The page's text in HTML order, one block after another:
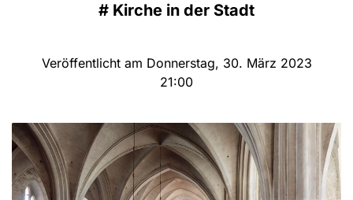
# Kirche in der Stadt
Veröffentlicht am Donnerstag, 30. März 2023
21:00